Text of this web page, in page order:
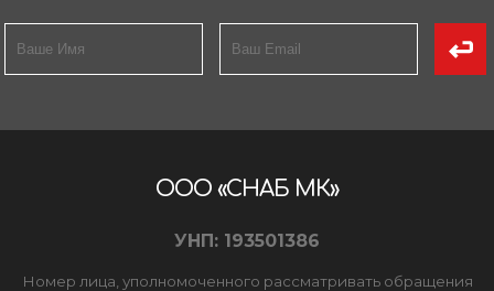
ООО «СНАБ МК»
УНП: 193501386
Номер лица, уполномоченного рассматривать обращения